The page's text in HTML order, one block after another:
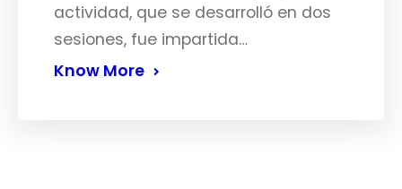
actividad, que se desarrolló en dos
sesiones, fue impartida…
Know More